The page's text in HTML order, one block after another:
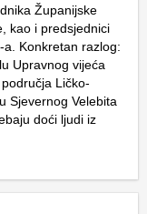
Županijske
kao i predsjednici
Konkretan razlog:
Upravnog vijeća
Ličko-
Sjevernog Velebita
doći ljudi iz